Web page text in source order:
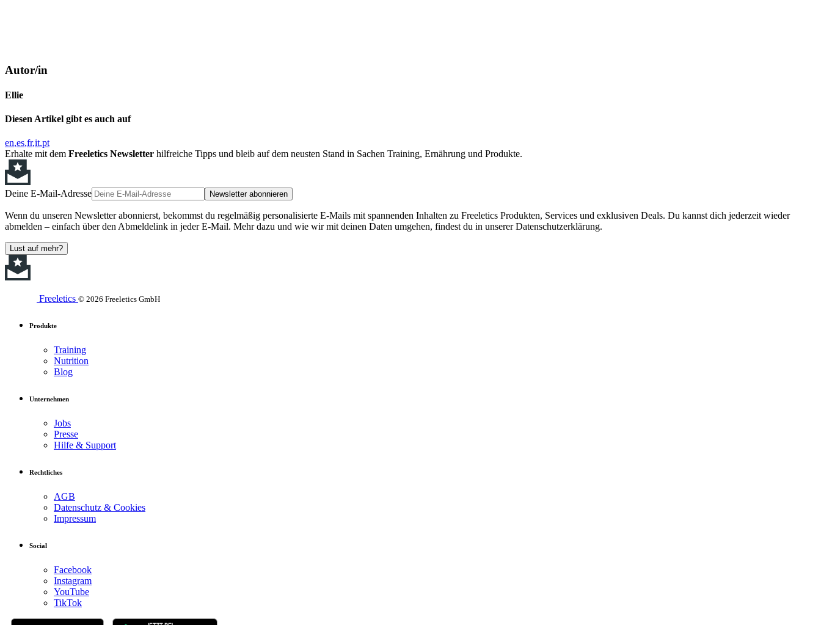
Autor/in
Ellie
Diesen Artikel gibt es auch auf
en es fr it pt
Erhalte mit dem Freeletics Newsletter hilfreiche Tipps und bleib auf dem neusten Stand in Sachen Training, Ernährung und Produkte.
Deine E-Mail-Adresse Newsletter abonnieren
Wenn du unseren Newsletter abonnierst, bekommst du regelmäßig personalisierte E-Mails mit spannenden Inhalten zu Freeletics Produkten, Services und exklusiven Deals. Du kannst dich jederzeit wieder
abmelden – einfach über den Abmeldelink in jeder E-Mail. Mehr dazu und wie wir mit deinen Daten umgehen, findest du in unserer Datenschutzerklärung.
Lust auf mehr?
Freeletics © 2026 Freeletics GmbH
Produkte
Training
Nutrition
Blog
Unternehmen
Jobs
Presse
Hilfe & Support
Rechtliches
AGB
Datenschutz & Cookies
Impressum
Social
Facebook
Instagram
YouTube
TikTok